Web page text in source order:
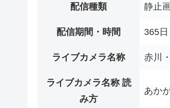
配信種類 静止
配信期間・時間 365
ライブカメラ名称 赤川
ライブカメラ名称 読
み方
あか